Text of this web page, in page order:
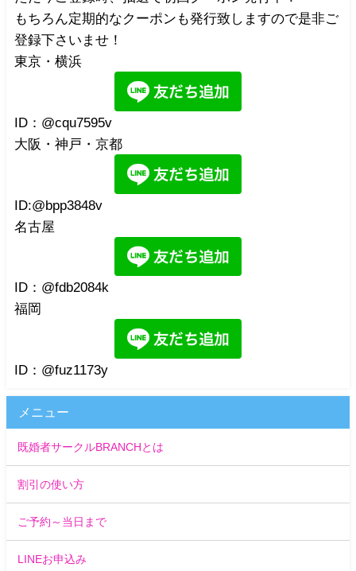
もちろん定期的なクーポンも発行致しますので是非ご
登録下さいませ！
東京・横浜
ID：@cqu7595v
大阪・神戸・京都
ID:@bpp3848v
名古屋
ID：@fdb2084k
福岡
ID：@fuz1173y
メニュー
既婚者サークルBRANCHとは
割引の使い方
ご予約～当日まで
LINEお申込み